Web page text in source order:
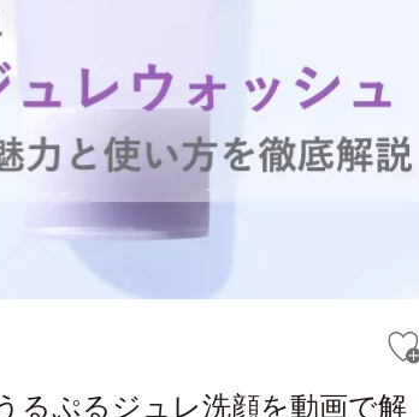
るぷるジュレ洗顔を動画で解